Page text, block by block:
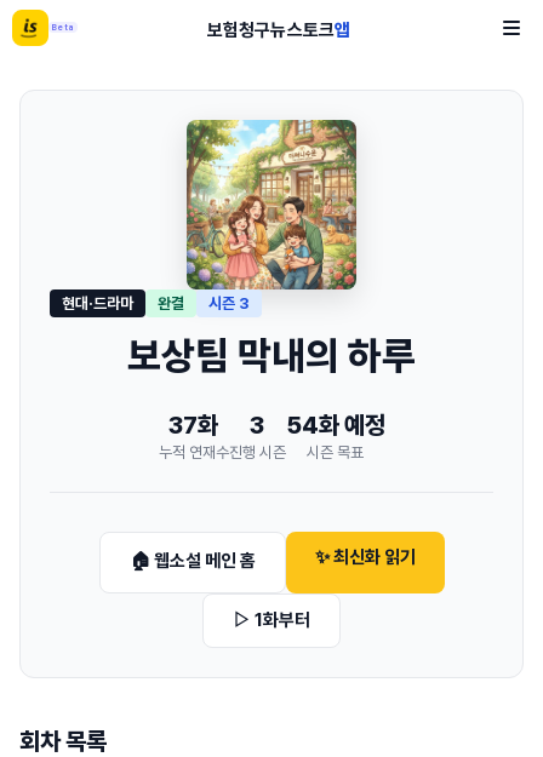
Beta 보험청구뉴스토크앱
현대·드라마 완결 시즌 3
보상팀 막내의 하루
37화
누적 연재수
3
진행 시즌
54화 예정
시즌 목표
🏠 웹소설 메인 홈 ✨ 최신화 읽기
▷ 1화부터
회차 목록